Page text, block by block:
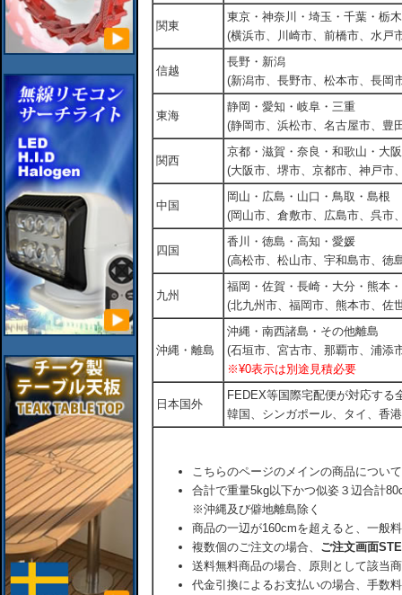
関東
東京・神奈川・埼玉・千葉・栃
(横浜市、川崎市、前橋市、水戸
信越
長野・新潟
(新潟市、長野市、松本市、長岡
東海
静岡・愛知・岐阜・三重
(静岡市、浜松市、名古屋市、豊
関西
京都・滋賀・奈良・和歌山・大
(大阪市、堺市、京都市、神戸市
中国
岡山・広島・山口・鳥取・島根
(岡山市、倉敷市、広島市、呉市
四国
香川・徳島・高知・愛媛
(高松市、松山市、宇和島市、徳
九州
福岡・佐賀・長崎・大分・熊本
(北九州市、福岡市、熊本市、佐
沖縄・離島
沖縄・南西諸島・その他離島
(石垣市、宮古市、那覇市、浦添
※¥0表示は別途見積必要
日本国外
FEDEX等国際宅配便が対応す
韓国、シンガポール、タイ、香
こちらのページのメインの商品につい
合計で重量5kg以下かつ似姿３辺合計
※沖縄及び僻地離島除く
商品の一辺が160cmを超えると、一般
複数個のご注文の場合、 ご注文画面
送料無料商品の場合、原則として該当
代金引換によるお支払いの場合、手数